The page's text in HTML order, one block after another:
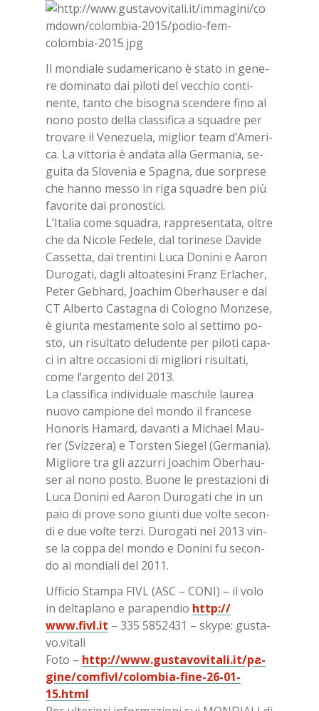
Il mon­dia­le su­da­me­ri­ca­no è sta­to in ge­ne­
re do­mi­na­to dai pi­lo­ti del vec­chio con­ti­
nen­te, tan­to che bi­so­gna scen­de­re fino al
nono po­sto del­la clas­si­fi­ca a squa­dre per
tro­va­re il Ve­ne­zue­la, mi­glior team d’A­me­ri­
ca. La vit­to­ria è an­da­ta alla Ger­ma­nia, se­
gui­ta da Slo­ve­nia e Spa­gna, due sor­pre­se
che han­no mes­so in riga squa­dre ben più
fa­vo­ri­te dai pro­no­sti­ci.
L’I­ta­lia come squa­dra, rap­pre­sen­ta­ta, ol­tre
che da Ni­co­le Fe­de­le, dal to­ri­ne­se Da­vi­de
Cas­set­ta, dai tren­ti­ni Luca Do­ni­ni e Aa­ron
Du­ro­ga­ti, da­gli al­toa­te­si­ni Franz Er­la­cher,
Pe­ter Ge­b­hard, Joa­chim Obe­rhau­ser e dal
CT Al­ber­to Ca­sta­gna di Co­lo­gno Mon­ze­se,
è giun­ta me­sta­men­te solo al set­ti­mo po­
sto, un ri­sul­ta­to de­lu­den­te per pi­lo­ti ca­pa­
ci in al­tre oc­ca­sio­ni di mi­glio­ri ri­sul­ta­ti,
come l’ar­gen­to del 2013.
La clas­si­fi­ca in­di­vi­dua­le ma­schi­le lau­rea
nuo­vo cam­pio­ne del mon­do il fran­ce­se
Ho­no­ris Ha­mard, da­van­ti a Mi­chael Mau­
rer (Sviz­ze­ra) e Tor­sten Sie­gel (Ger­ma­nia).
Mi­glio­re tra gli az­zur­ri Joa­chim Obe­rhau­
ser al nono po­sto. Buo­ne le pre­sta­zio­ni di
Luca Do­ni­ni ed Aa­ron Du­ro­ga­ti che in un
paio di pro­ve sono giun­ti due vol­te se­con­
di e due vol­te ter­zi. Du­ro­ga­ti nel 2013 vin­
se la cop­pa del mon­do e Do­ni­ni fu se­con­
do ai mon­dia­li del 2011.
Uf­fi­cio Stam­pa FIVL (ASC – CONI) – il volo
in del­ta­pla­no e pa­ra­pen­dio http://​
www.fivl.it – 335 5852431 – sky­pe: gu­sta­
vo.vi­ta­li
Foto – http://​www.gu­sta­vo­vi­ta­li.it/​pa­
gi­ne/​com­fi­vl/​co­lom­bia-fine-26-01-
15.html